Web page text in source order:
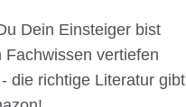
Dein Einsteiger bist
Fachwissen vertiefen
die richtige Literatur gibt